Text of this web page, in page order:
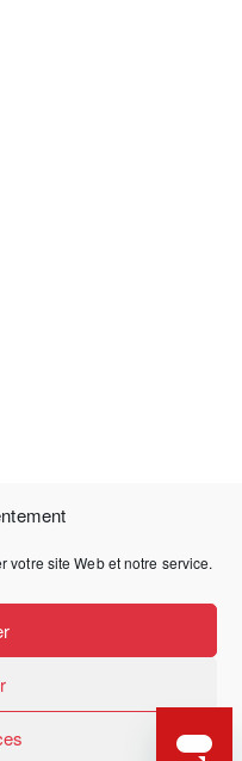
votre site Web et notre service.